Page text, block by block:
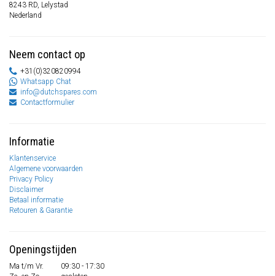
8243 RD, Lelystad
Nederland
Neem contact op
+31(0)320820994
Whatsapp Chat
info@dutchspares.com
Contactformulier
Informatie
Klantenservice
Algemene voorwaarden
Privacy Policy
Disclaimer
Betaal informatie
Retouren & Garantie
Openingstijden
Ma t/m Vr.
09:30 - 17:30